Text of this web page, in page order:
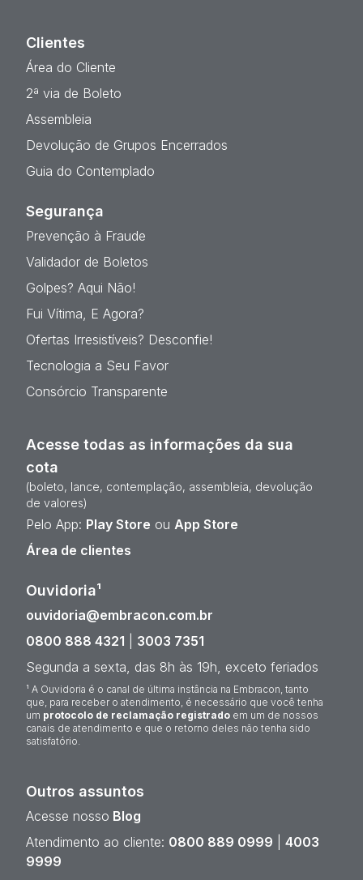
Clientes
Área do Cliente
2ª via de Boleto
Assembleia
Devolução de Grupos Encerrados
Guia do Contemplado
Segurança
Prevenção à Fraude
Validador de Boletos
Golpes? Aqui Não!
Fui Vítima, E Agora?
Ofertas Irresistíveis? Desconfie!
Tecnologia a Seu Favor
Consórcio Transparente
Acesse todas as informações da sua
cota
(boleto, lance, contemplação, assembleia, devolução
de valores)
Pelo App: Play Store ou App Store
Área de clientes
Ouvidoria¹
ouvidoria@embracon.com.br
0800 888 4321
3003 7351
Segunda a sexta, das 8h às 19h, exceto feriados
¹ A Ouvidoria é o canal de última instância na Embracon, tanto
que, para receber o atendimento, é necessário que você tenha
um protocolo de reclamação registrado em um de nossos
canais de atendimento e que o retorno deles não tenha sido
satisfatório.
Outros assuntos
Acesse nosso Blog
Atendimento ao cliente: 0800 889 0999
4003
9999